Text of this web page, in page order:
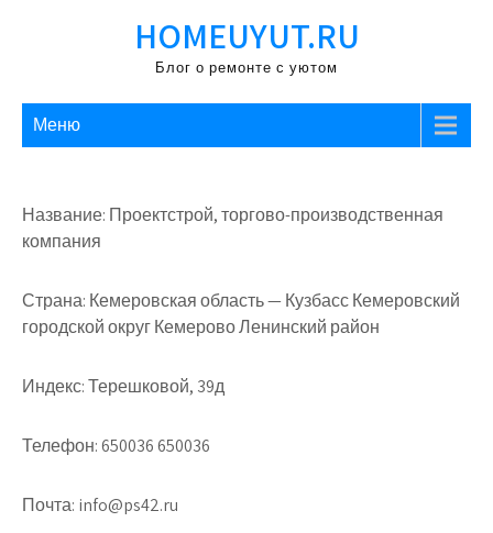
HOMEUYUT.RU
Блог о ремонте с уютом
Меню
Название: Проектстрой, торгово-производственная
компания
Страна: Кемеровская область — Кузбасс Кемеровский
городской округ Кемерово Ленинский район
Индекс: Терешковой, 39д
Телефон: 650036 650036
Почта: info@ps42.ru